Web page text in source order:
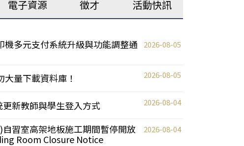
電子資源 徵才 活動快訊
機多元支付系統升級與功能調整通
2026-08-05
量下載資料庫！ 2026-08-05
新教師與學生登入方式 2026-08-04
自習室高架地板施工期間暫停開放
Room Closure Notice
2026-08-04